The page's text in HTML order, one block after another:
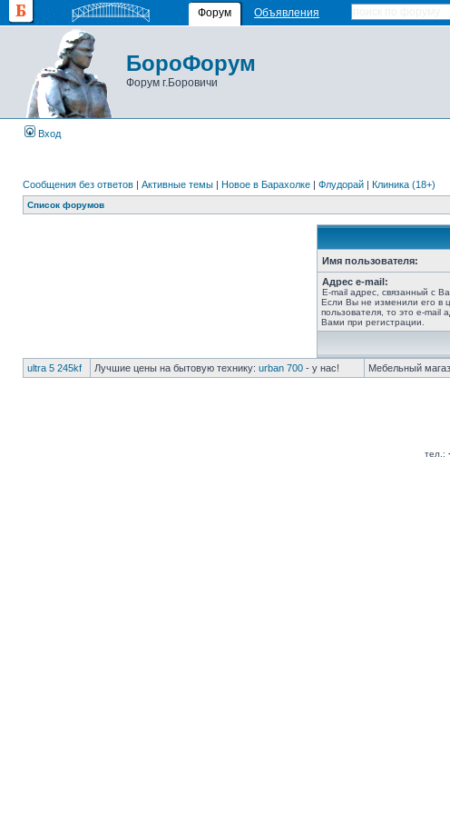
Форум Объявления
БороФорум
Форум г.Боровичи
Вход
Сообщения без ответов | Активные темы | Новое в Барахолке | Флудорай | Клиника (18+)
Список форумов
Имя пользователя:
Адрес e-mail:
E-mail адрес, связанный с
Если Вы не изменили его в
пользователя, то это e-mail
Вами при регистрации.
ultra 5 245kf Лучшие цены на бытовую технику: urban 700 - у нас! Мебельный
тел.: